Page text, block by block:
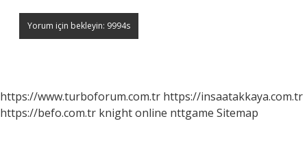
https://www.turboforum.com.tr https://insaatakkaya.com.tr
https://befo.com.tr knight online nttgame Sitemap